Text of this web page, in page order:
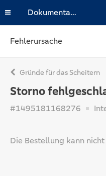
Dokumentation
Fehlerursache
Gründe für das Scheitern
Storno
#1495181168276
Die Bestellung kann